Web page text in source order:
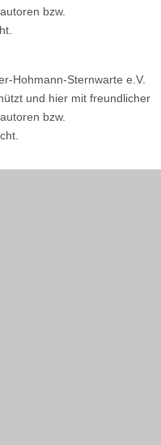
bzw.
Hohmann-Sternwarte e.V.
und hier mit freundlicher
bzw.